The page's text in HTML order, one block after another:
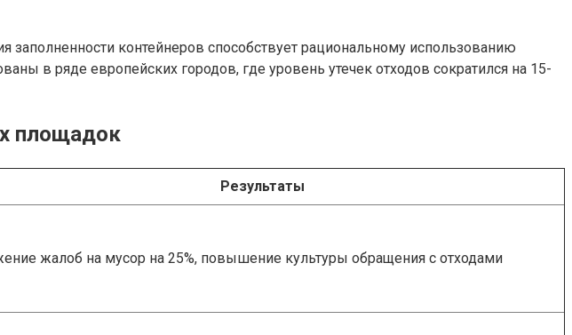
контейнеров способствует рациональному использованию
в ряде европейских городов, где уровень утечек отходов сократился на 15-
площадок
Результаты
жалоб на мусор на 25%, повышение культуры обращения с отходами